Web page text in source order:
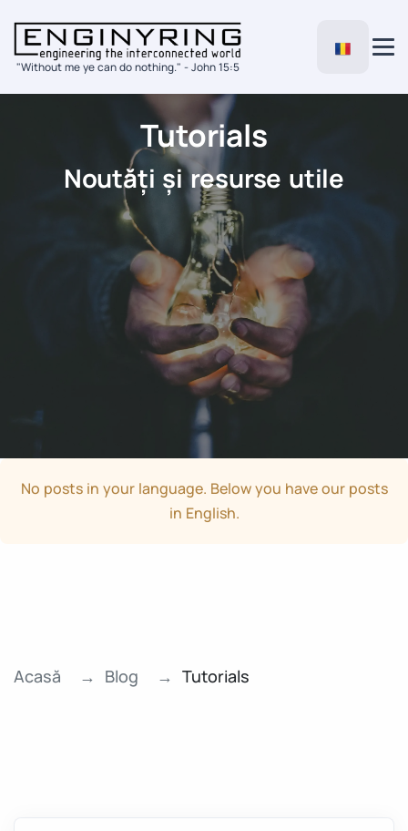
"Without me ye can do nothing." - John 15:5
Tutorials
Noutăți și resurse utile
No posts in your language. Below you have our posts
in English.
Acasă Blog Tutorials